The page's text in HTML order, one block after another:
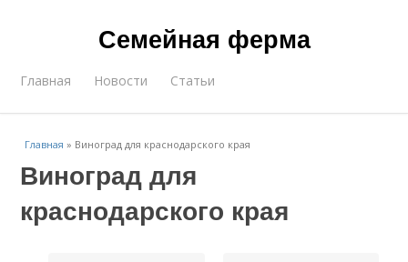
Семейная ферма
Главная Новости Статьи
Главная » Виноград для краснодарского края
Виноград для
краснодарского края